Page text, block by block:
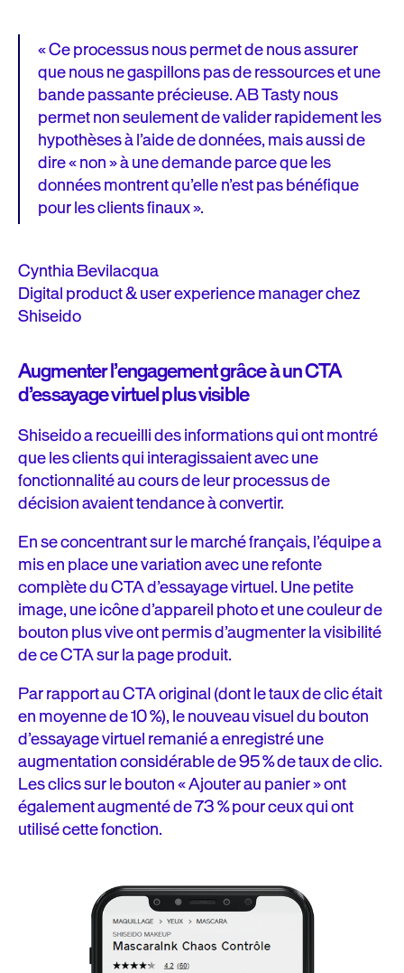
« Ce processus nous permet de nous assurer
que nous ne gaspillons pas de ressources et une
bande passante précieuse. AB Tasty nous
permet non seulement de valider rapidement les
hypothèses à l’aide de données, mais aussi de
dire « non » à une demande parce que les
données montrent qu’elle n’est pas bénéfique
pour les clients finaux ».
Cynthia Bevilacqua
Digital product & user experience manager chez
Shiseido
Augmenter l’engagement grâce à un CTA
d’essayage virtuel plus visible
Shiseido a recueilli des informations qui ont montré
que les clients qui interagissaient avec une
fonctionnalité au cours de leur processus de
décision avaient tendance à convertir.
En se concentrant sur le marché français, l’équipe a
mis en place une variation avec une refonte
complète du CTA d’essayage virtuel. Une petite
image, une icône d’appareil photo et une couleur de
bouton plus vive ont permis d’augmenter la visibilité
de ce CTA sur la page produit.
Par rapport au CTA original (dont le taux de clic était
en moyenne de 10 %), le nouveau visuel du bouton
d’essayage virtuel remanié a enregistré une
augmentation considérable de 95 % de taux de clic.
Les clics sur le bouton « Ajouter au panier » ont
également augmenté de 73 % pour ceux qui ont
utilisé cette fonction.